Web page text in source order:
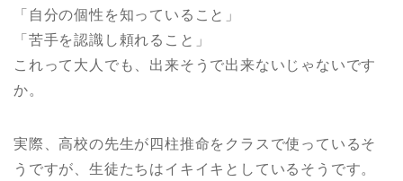
「自分の個性を知っていること」
「苦手を認識し頼れること」
これって大人でも、出来そうで出来ないじゃないです
か。
実際、高校の先生が四柱推命をクラスで使っているそ
うですが、生徒たちはイキイキとしているそうです。